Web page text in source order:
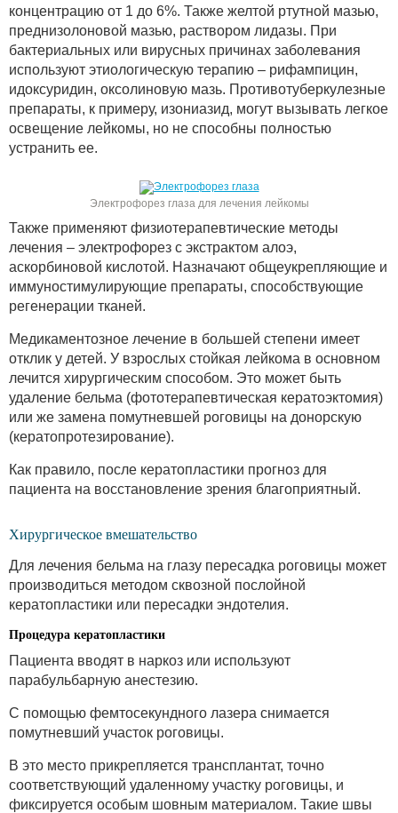
концентрацию от 1 до 6%. Также желтой ртутной мазью,
преднизолоновой мазью, раствором лидазы. При
бактериальных или вирусных причинах заболевания
используют этиологическую терапию – рифампицин,
идоксуридин, оксолиновую мазь. Противотуберкулезные
препараты, к примеру, изониазид, могут вызывать легкое
освещение лейкомы, но не способны полностью
устранить ее.
Электрофорез глаза для лечения лейкомы
Также применяют физиотерапевтические методы
лечения – электрофорез с экстрактом алоэ,
аскорбиновой кислотой. Назначают общеукрепляющие и
иммуностимулирующие препараты, способствующие
регенерации тканей.
Медикаментозное лечение в большей степени имеет
отклик у детей. У взрослых стойкая лейкома в основном
лечится хирургическим способом. Это может быть
удаление бельма (фототерапевтическая кератоэктомия)
или же замена помутневшей роговицы на донорскую
(кератопротезирование).
Как правило, после кератопластики прогноз для
пациента на восстановление зрения благоприятный.
Хирургическое вмешательство
Для лечения бельма на глазу пересадка роговицы может
производиться методом сквозной послойной
кератопластики или пересадки эндотелия.
Процедура кератопластики
Пациента вводят в наркоз или используют
парабульбарную анестезию.
С помощью фемтосекундного лазера снимается
помутневший участок роговицы.
В это место прикрепляется трансплантат, точно
соответствующий удаленному участку роговицы, и
фиксируется особым шовным материалом. Такие швы